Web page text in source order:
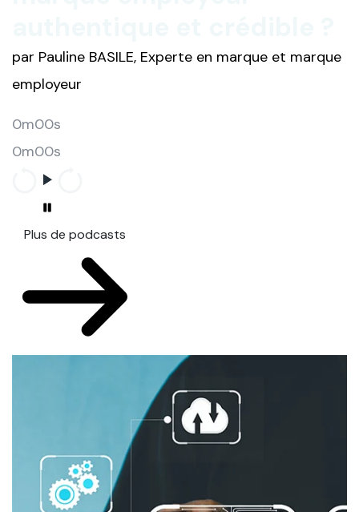
par Pauline BASILE, Experte en marque et marque
employeur
0m00s
0m00s
Plus de podcasts